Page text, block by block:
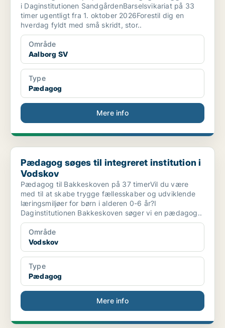
i Daginstitutionen SandgårdenBarselsvikariat på 33
timer ugentligt fra 1. oktober 2026Forestil dig en
hverdag fyldt med små skridt, stor..
Område
Aalborg SV
Type
Pædagog
Mere info
Pædagog søges til integreret institution i Vodskov
Pædagog søges til integreret institution i
Vodskov
Pædagog til Bakkeskoven på 37 timerVil du være
med til at skabe trygge fællesskaber og udviklende
læringsmiljøer for børn i alderen 0-6 år?I
Daginstitutionen Bakkeskoven søger vi en pædagog..
Område
Vodskov
Type
Pædagog
Mere info